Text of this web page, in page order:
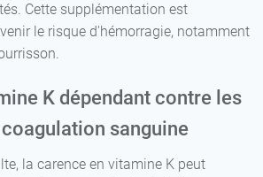
Cette supplémentation est
le risque d'hémorragie, notamment
K dépendant contre les
sanguine
la carence en vitamine K peut